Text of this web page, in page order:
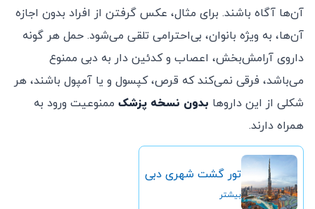
آن‌ها آگاه باشند. برای مثال، عکس گرفتن از افراد بدون اجازه
آن‌ها، به ویژه بانوان، بی‌احترامی تلقی می‌شود. حمل هر گونه
داروی آرامش‌بخش، اعصاب و کدئین دار به دبی ممنوع
می‌باشد، فرقی نمی‌کند که قرص، کپسول و یا آمپول باشند، هر
شکلی از این داروها بدون نسخه پزشک ممنوعیت ورود به
همراه دارند.
تور گشت شهری دبی
بیشتر